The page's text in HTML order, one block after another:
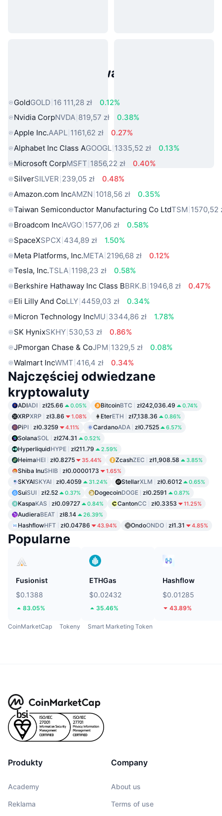
Popularne aktywa ze świata
GoldGOLD 16 111,28 zł
0.12%
Nvidia CorpNVDA 819,57 zł
0.38%
Apple Inc.AAPL 1161,62 zł
0.27%
Alphabet Inc Class AGOOGL 1335,52 zł
0.13%
Microsoft CorpMSFT 1856,22 zł
0.40%
SilverSILVER 239,05 zł
0.48%
Amazon.com IncAMZN 1018,56 zł
0.35%
Taiwan Semiconductor Manufacturing Co LtdTSM 1570,52
Broadcom IncAVGO 1577,06 zł
0.58%
SpaceXSPCX 434,89 zł
1.50%
Meta Platforms, Inc.META 2196,68 zł
0.12%
Tesla, Inc.TSLA 1198,23 zł
0.58%
Berkshire Hathaway Inc Class BBRK.B 1946,8 zł
0.47%
Eli Lilly And CoLLY 4459,03 zł
0.34%
Micron Technology IncMU 3344,86 zł
1.78%
SK HynixSKHY 530,53 zł
0.86%
JPmorgan Chase & CoJPM 1329,5 zł
0.08%
Walmart IncWMT 416,4 zł 0.34%
Najczęściej odwiedzane
kryptowaluty
ADIADI zł25.66 0.05% BitcoinBTC zł242,036.49 0.74%
XRPXRP zł3.86 1.08% EterETH zł7,138.36 0.86%
PiPI zł0.3259 4.11% CardanoADA zł0.7525 6.57%
SolanaSOL zł274.31 0.52%
HyperliquidHYPE zł211.79 2.59%
HeimaHEI zł0.8275 35.44% ZcashZEC zł1,908.58 3.85%
Shiba InuSHIB zł0.0000173 1.65%
SKYAISKYAI zł0.4059 31.24% StellarXLM zł0.6012 0.65%
SuiSUI zł2.52 0.37% DogecoinDOGE zł0.2591 0.87%
KaspaKAS zł0.09727 0.84% CantonCC zł0.3353 11.25%
AudieraBEAT zł8.14 26.39%
HashflowHFT zł0.04786 43.94% OndoONDO zł1.31 4.85%
Popularne
Fusionist
$0.1388
83.05%
ETHGas
$0.02432
35.46%
Hashflow
$0.01285
43.89%
CoinMarketCap Tokeny Smart Marketing Token
Produkty
Academy
Reklama
Company
About us
Terms of use